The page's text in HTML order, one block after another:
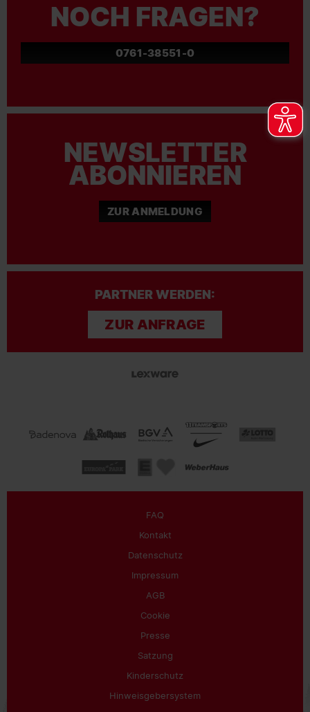
NOCH FRAGEN?
0761-38551-0
NEWSLETTER
ABONNIEREN
ZUR ANMELDUNG
PARTNER WERDEN:
ZUR ANFRAGE
FAQ
Kontakt
Datenschutz
Impressum
AGB
Cookie
Presse
Satzung
Kinderschutz
Hinweisgebersystem